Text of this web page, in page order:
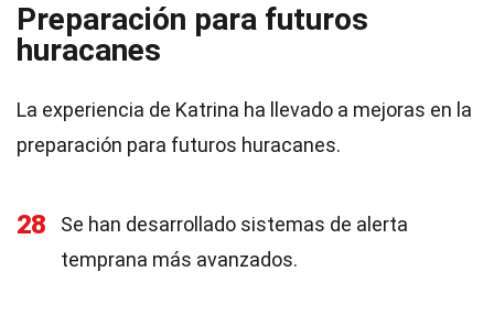
Preparación para futuros
huracanes
La experiencia de Katrina ha llevado a mejoras en la
preparación para futuros huracanes.
28
Se han desarrollado sistemas de alerta
temprana más avanzados.